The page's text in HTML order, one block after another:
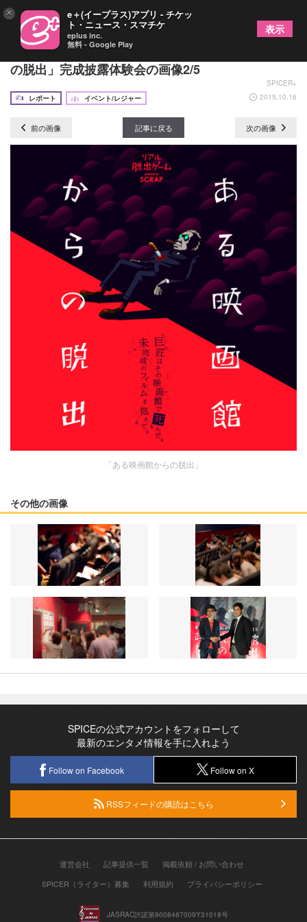
リアル脱出ゲーム初体験潜入レポ「ある映画館から
の脱出」完成披露体験会の画像2/5
SPICER+
レポート
イベント/レジャー 2015.10.16
前の画像 記事に戻る 次の画像
「ある映画館からの脱出」
その他の画像
SPICEの公式アカウントをフォローして
最新のエンタメ情報を手に入れよう
Follow on Facebook Follow on X
RSSフィードの購読はこちら
運営会社 記事提供一覧
掲載依頼 / お問い合わせ
SPICER（ライター）募集
利用規約 プライバシーポリシー
JASRAC許諾第9008487009Y31018号
× e＋(イープラス)アプリ - チケッ
ト・ニュース・スマチケ
eplus inc.
無料 - Google Play
表示